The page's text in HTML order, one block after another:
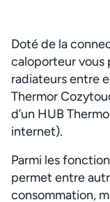
Doté de la
caloporteur vous
radiateurs entre
Thermor
d’un HUB
internet).
Parmi les
permet entre
consommation,